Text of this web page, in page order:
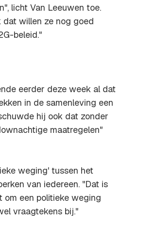
licht Van Leeuwen toe.
dat willen ze nog goed
beleid."
eerder deze week al dat
in de samenleving een
hij ook dat zonder
maatregelen"
weging' tussen het
van iedereen. "Dat is
om een politieke weging
vraagtekens bij."